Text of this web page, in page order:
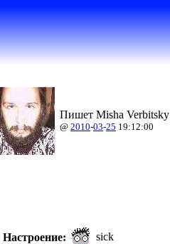
Пишет Misha
@ 2010-03-25 19:12:00
Настроение: sick